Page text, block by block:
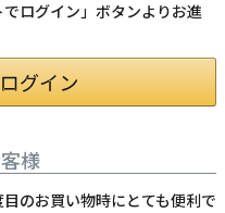
ログイン」ボタンよりお進
様
のお買い物時にとても便利で